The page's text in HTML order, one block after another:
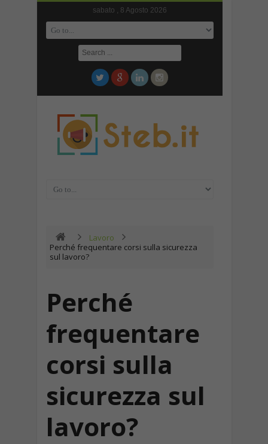
sabato , 8 Agosto 2026
Lavoro
Perché frequentare corsi sulla sicurezza
sul lavoro?
Perché
frequentare
corsi sulla
sicurezza sul
lavoro?